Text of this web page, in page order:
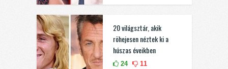
20 világsztár, akik
röhejesen néztek ki a
húszas éveikben
24 11